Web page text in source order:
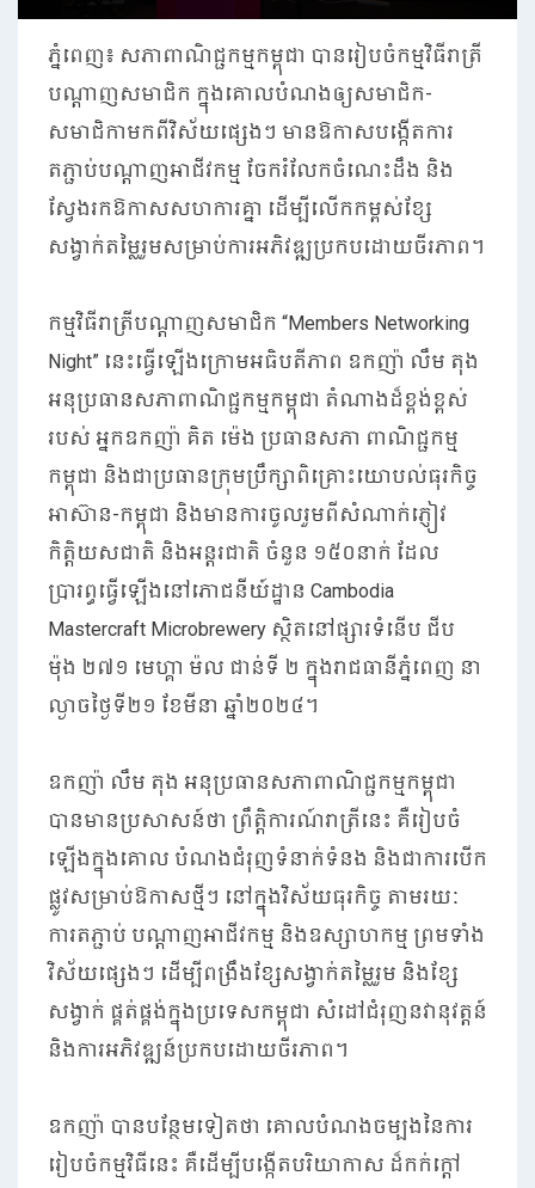
ភ្នំពេញ៖ សភាពាណិជ្ជកម្មកម្ពុជា បានរៀបចំកម្មវិធីរាត្រី
បណ្តាញសមាជិក ក្នុងគោលបំណងឲ្យសមាជិក-
សមាជិកាមកពីវិស័យផ្សេងៗ មានឱកាសបង្កើតការ
តភ្ជាប់បណ្តាញអាជីវកម្ម ចែករំលែកចំណេះដឹង និង
ស្វែងរកឱកាសសហការគ្នា ដើម្បីលើកកម្ពស់ខ្សែ
សង្វាក់តម្លៃរួមសម្រាប់ការអភិវឌ្ឍប្រកបដោយចីរភាព។
កម្មវិធីរាត្រីបណ្តាញសមាជិក “Members Networking
Night” នេះធ្វើឡើងក្រោមអធិបតីភាព ឧកញ៉ា លឹម តុង
អនុប្រធានសភាពាណិជ្ជកម្មកម្ពុជា តំណាងដ៏ខ្ពង់ខ្ពស់
របស់ អ្នកឧកញ៉ា គិត ម៉េង ប្រធានសភា ពាណិជ្ជកម្ម
កម្ពុជា និងជាប្រធានក្រុមប្រឹក្សាពិគ្រោះយោបល់ធុរកិច្ច
អាស៊ាន-កម្ពុជា និងមានការចូលរួមពីសំណាក់ភ្ញៀវ
កិត្តិយសជាតិ និងអន្តរជាតិ ចំនួន ១៥០នាក់ ដែល
ប្រារព្ធធ្វើឡើងនៅភោជនីយ៍ដ្ឋាន Cambodia
Mastercraft Microbrewery ស្ថិតនៅផ្សារទំនើប ជីប
ម៉ុង ២៧១ មេហ្គា ម៉ល ជាន់ទី ២ ក្នុងរាជធានីភ្នំពេញ នា
ល្ងាចថ្ងៃទី២១ ខែមីនា ឆ្នាំ២០២៤។
ឧកញ៉ា លឹម តុង អនុប្រធានសភាពាណិជ្ជកម្មកម្ពុជា
បានមានប្រសាសន៍ថា ព្រឹត្តិការណ៍រាត្រីនេះ គឺរៀបចំ
ឡើងក្នុងគោល បំណងជំរុញទំនាក់ទំនង និងជាការបើក
ផ្លូវសម្រាប់ឱកាសថ្មីៗ នៅក្នុងវិស័យធុរកិច្ច តាមរយៈ
ការតភ្ជាប់ បណ្តាញអាជីវកម្ម និងឧស្សាហកម្ម ព្រមទាំង
វិស័យផ្សេងៗ ដើម្បីពង្រឹងខ្សែសង្វាក់តម្លៃរួម និងខ្សែ
សង្វាក់ ផ្គត់ផ្គង់ក្នុងប្រទេសកម្ពុជា សំដៅជំរុញនវានុវត្តន៍
និងការអភិវឌ្ឍន៍ប្រកបដោយចីរភាព។
ឧកញ៉ា បានបន្ថែមទៀតថា គោលបំណងចម្បងនៃការ
រៀបចំកម្មវិធីនេះ គឺដើម្បីបង្កើតបរិយាកាស ដ៏កក់ក្តៅ